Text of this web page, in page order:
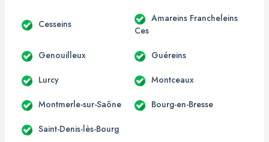
Cesseins
Amareins Francheleins
Ces
Genouilleux Guéreins
Lurcy Montceaux
Montmerle-sur-Saône Bourg-en-Bresse
Saint-Denis-lès-Bourg